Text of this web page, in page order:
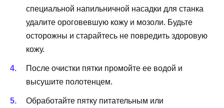
специальной напильничной насадки для станка
удалите ороговевшую кожу и мозоли. Будьте
осторожны и старайтесь не повредить здоровую
кожу.
После очистки пятки промойте ее водой и
высушите полотенцем.
Обработайте пятку питательным или